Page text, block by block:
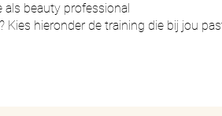
beauty professional
Kies hieronder de training die bij jou